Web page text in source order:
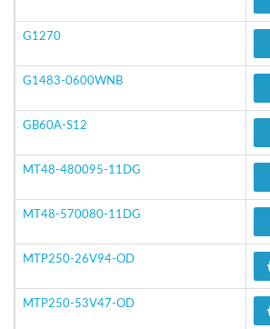
G1270
G1483-0600WNB
GB60A-S12
MT48-480095-11DG
MT48-570080-11DG
MTP250-26V94-OD
MTP250-53V47-OD